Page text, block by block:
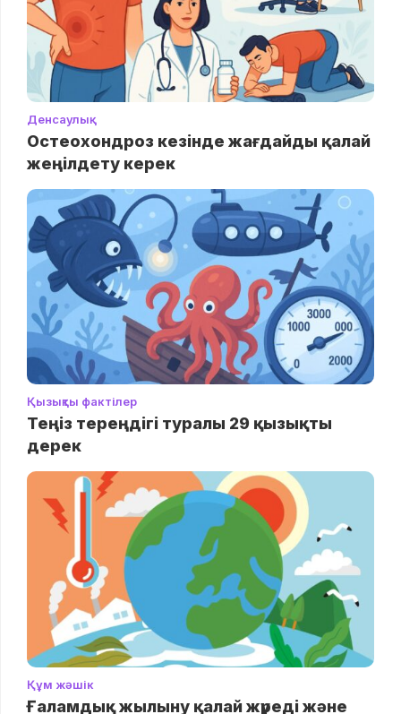
Денсаулық
Остеохондроз кезінде жағдайды қалай
жеңілдету керек
Қызықты фактілер
Теңіз тереңдігі туралы 29 қызықты
дерек
Құм жәшік
Ғаламдық жылыну қалай жүреді және